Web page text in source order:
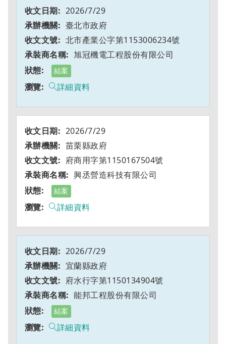
2026/7/29
臺北市政府
北市產業公字第1153006234號
旭冠機電工程股份有限公司
結案
詳細資料
2026/7/29
苗栗縣政府
府商用字第1150167504號
興丞營造科技有限公司
結案
詳細資料
2026/7/29
宜蘭縣政府
府水行字第1150134904號
能邦工程股份有限公司
結案
詳細資料